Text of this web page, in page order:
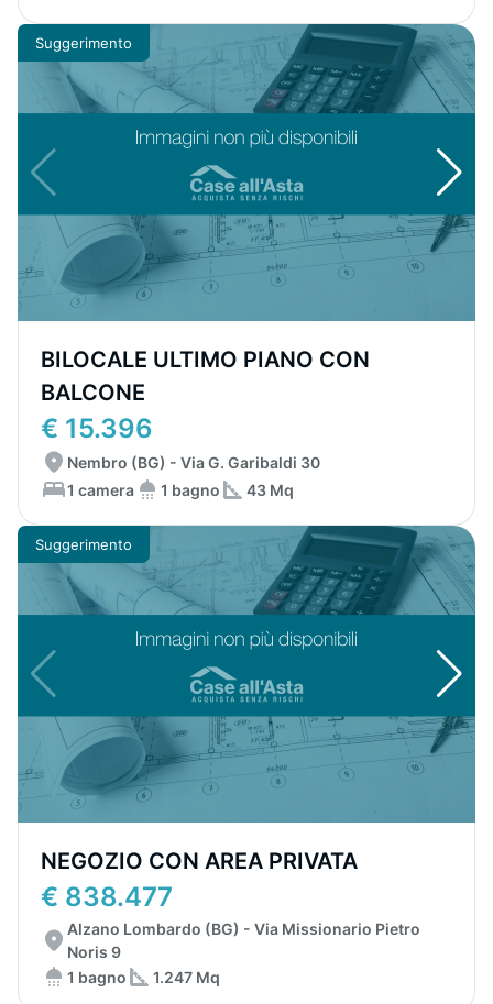
Suggerimento
BILOCALE ULTIMO PIANO CON
BALCONE
€ 15.396
Nembro (BG) - Via G. Garibaldi 30
1 camera
1 bagno 43 Mq
Suggerimento
NEGOZIO CON AREA PRIVATA
€ 838.477
Alzano Lombardo (BG) - Via Missionario Pietro
Noris 9
1 bagno
1.247 Mq